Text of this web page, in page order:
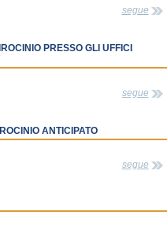
segue
PRESSO GLI UFFICI
segue
ANTICIPATO
segue